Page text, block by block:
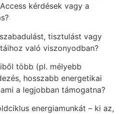
kérdések vagy a
tisztulást vagy
való viszonyodban?
több (pl. mélyebb
hosszabb energetikai
a legjobban támogatna?
energiamunkát – ki az,